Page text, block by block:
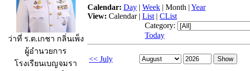
ว่าที่ ร.ต.เกชา กลิ่นเพ็ง
ผู้อำนวยการ
โรงเรียนเบญจมรา
Calendar: Day | Week | Month | Year
View: Calendar| List | CList
Category:
Today
<< July